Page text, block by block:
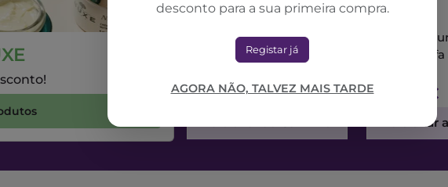
desconto para a sua primeira compra.
Registar já
AGORA NÃO, TALVEZ MAIS TARDE
NUXE
Nuxe Nuxuriance Ultra
Creme Dia Alfa 3R
71,42€
Nuxe
Sérum
73,56€
Adicionar